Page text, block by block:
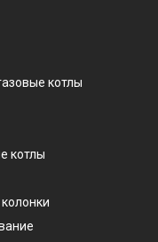
котлы
котлы